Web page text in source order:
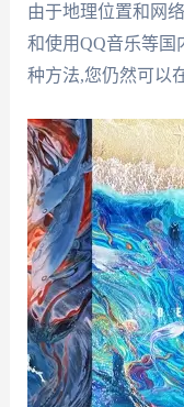
由于地理位置和网
和使用QQ音乐等国
种方法,您仍然可以